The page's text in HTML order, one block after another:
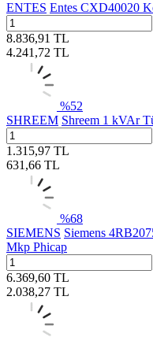
ENTES Entes CXD40020
8.836,91 TL
4.241,72 TL
%52
SHREEM Shreem 1 kVAr
1.315,97 TL
631,66 TL
%68
SIEMENS Siemens
Mkp Phicap
6.369,60 TL
2.038,27 TL